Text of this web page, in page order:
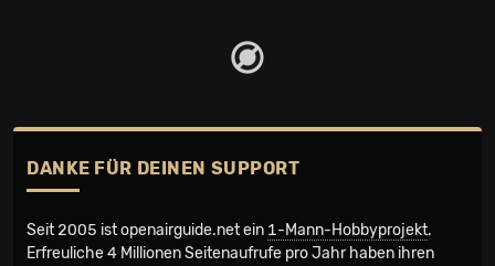
DANKE FÜR DEINEN SUPPORT
Seit 2005 ist openairguide.net ein 1-Mann-Hobbyprojekt.
Erfreuliche 4 Millionen Seiten­aufrufe pro Jahr haben ihren